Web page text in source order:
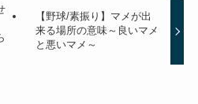
【野球/素振り】マメが出
来る場所の意味～良いマメ
と悪いマメ～